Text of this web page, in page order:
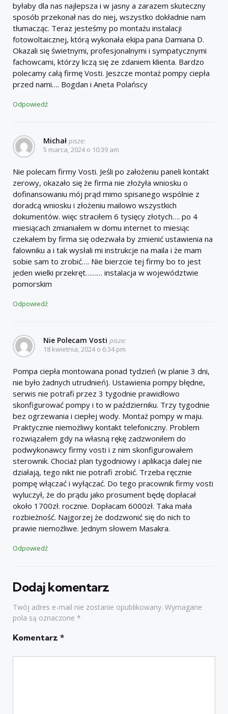
byłaby dla nas najlepsza i w jasny a zarazem skuteczny
sposób przekonał nas do niej, wszystko dokładnie nam
tłumacząc. Teraz jesteśmy po montażu instalacji
fotowoltaicznej, którą wykonała ekipa pana Damiana D.
Okazali się świetnymi, profesjonalnymi i sympatycznymi
fachowcami, którzy liczą się ze zdaniem klienta. Bardzo
polecamy całą firmę Vosti. Jeszcze montaż pompy ciepła
przed nami…. Bogdan i Aneta Polańscy
Odpowiedź
Michał pisze:
5 marca, 2024 o 10:39 am
Nie polecam firmy Vosti. Jeśli po założeniu paneli kontakt
zerowy, okazało się że firma nie złożyła wniosku o
dofinansowaniu mój prąd mimo spisanego wspólnie z
doradcą wniosku i złożeniu mailowo wszystkich
dokumentów. więc straciłem 6 tysięcy złotych…. po 4
miesiącach zmianiałem w domu internet to miesiąc
czekałem by firma się odezwała by zmienić ustawienia na
falowniku a i tak wysłali mi instrukcje na maila i że mam
sobie sam to zrobić…. Nie bierzcie tej firmy bo to jest
jeden wielki przekręt……… instalacja w województwie
pomorskim
Odpowiedź
Nie Polecam Vosti pisze:
18 kwietnia, 2024 o 6:34 pm
Pompa ciepła montowana ponad tydzień (w planie 3 dni,
nie było żadnych utrudnień). Ustawienia pompy błędne,
serwis nie potrafi przez 3 tygodnie prawidłowo
skonfigurować pompy i to w październiku. Trzy tygodnie
bez ogrzewania i ciepłej wody. Montaż pompy w maju.
Praktycznie niemożliwy kontakt telefoniczny. Problem
rozwiązałem gdy na własną rękę zadzwoniłem do
podwykonawcy firmy vosti i z nim skonfigurowałem
sterownik. Chociaż plan tygodniowy i aplikacja dalej nie
działają, tego nikt nie potrafi zrobić. Trzeba ręcznie
pompę włączać i wyłączać. Do tego pracownik firmy vosti
wyluczył, że do prądu jako prosument będę dopłacał
około 1700zł. rocznie. Dopłacam 6000zł. Taka mała
rozbieżność. Najgorzej że dodzwonić się do nich to
prawie niemożliwe. Jednym słowem Masakra.
Odpowiedź
Dodaj komentarz
Twój adres e-mail nie zostanie opublikowany. Wymagane
pola są oznaczone *
Komentarz *